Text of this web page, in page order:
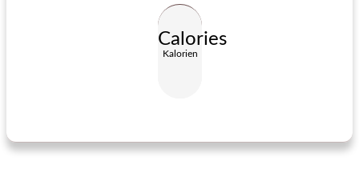
Calories
Kalorien